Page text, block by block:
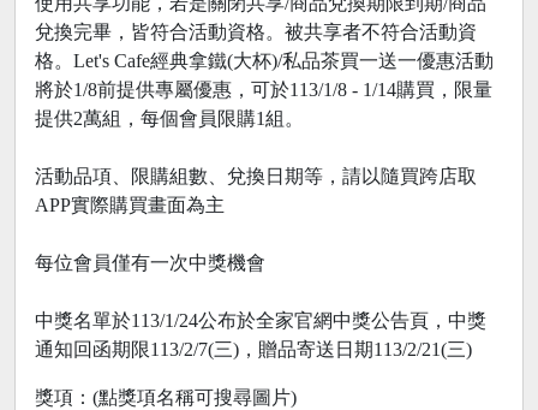
兌換完畢，皆符合活動資格。被共享者不符合活動資
格。Let's Cafe經典拿鐵(大杯)/私品茶買一送一優惠活動
將於1/8前提供專屬優惠，可於113/1/8 - 1/14購買，限量
提供2萬組，每個會員限購1組。
活動品項、限購組數、兌換日期等，請以隨買跨店取
APP實際購買畫面為主
每位會員僅有一次中獎機會
中獎名單於113/1/24公布於全家官網中獎公告頁，中獎
通知回函期限113/2/7(三)，贈品寄送日期113/2/21(三)
獎項：(點獎項名稱可搜尋圖片)